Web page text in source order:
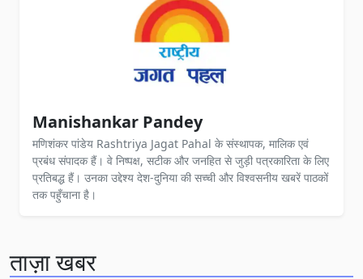
Manishankar Pandey
मणिशंकर पांडेय Rashtriya Jagat Pahal के संस्थापक, मालिक एवं
प्रबंध संपादक हैं। वे निष्पक्ष, सटीक और जनहित से जुड़ी पत्रकारिता के लिए
प्रतिबद्ध हैं। उनका उद्देश्य देश-दुनिया की सच्ची और विश्वसनीय खबरें पाठकों
तक पहुँचाना है।
ताज़ा खबर